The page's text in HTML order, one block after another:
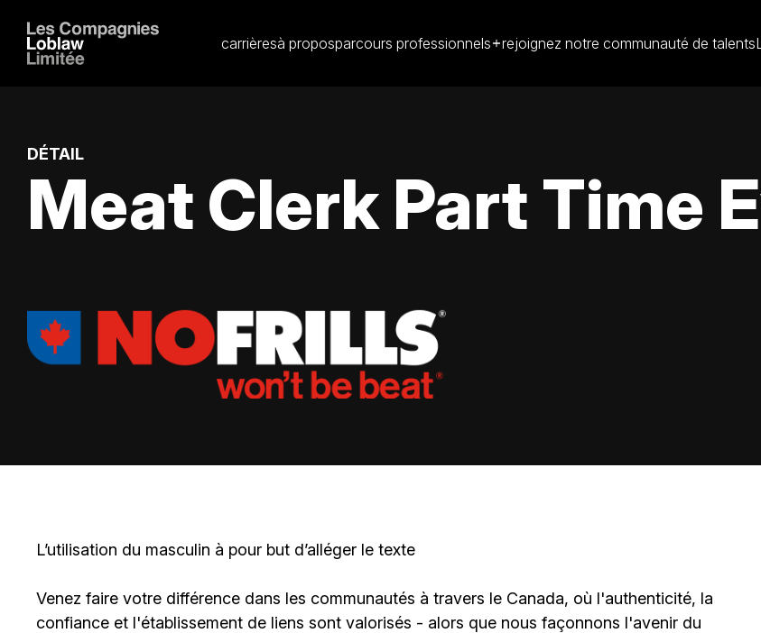
carrièresà proposparcours professionnels rejoignez notre communauté de talents
DÉTAIL
Meat Clerk Part Time
L’utilisation du masculin à pour but d’alléger le texte
Venez faire votre différence dans les communautés à travers le Canada, où l'authenticité, la
confiance et l'établissement de liens sont valorisés - alors que nous façonnons l'avenir du